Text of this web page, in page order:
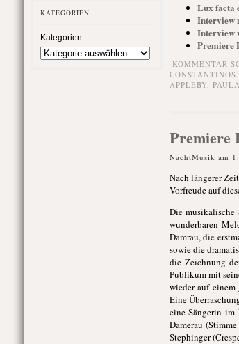
KATEGORIEN
Kategorien
Lux facta
Interview
Interview
Premiere
KOMMENTAR
CONSTANTINOS
APPLEBY,
Premiere
NachtMusik am
Nach längerer
Vorfreude auf
Die musikalische
wunderbaren
Damrau, die
sowie die
die Zeichnung
Publikum mit
wieder auf
Eine
eine Sängerin
Damerau
Stephinger